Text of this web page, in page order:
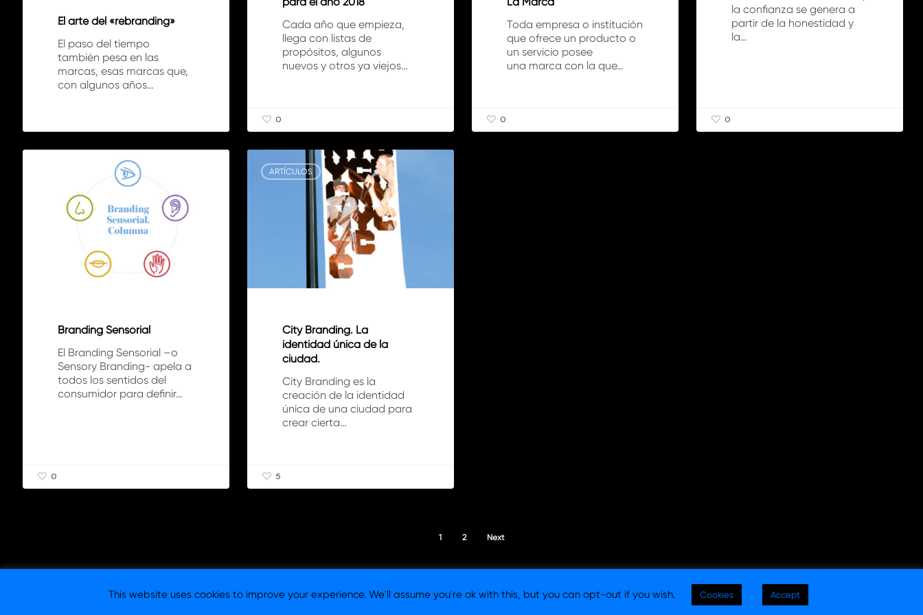
El arte del «rebranding»
El paso del tiempo
también pesa en las
marcas, esas marcas que,
con algunos años…
Cada año que empieza,
llega con listas de
propósitos, algunos
nuevos y otros ya viejos…
0
Toda empresa o institución
que ofrece un producto o
un servicio posee
una marca con la que…
0
la confianza se genera a
partir de la honestidad y
la…
0
Branding
Branding Sensorial
El Branding Sensorial –o
Sensory Branding- apela a
todos los sentidos del
consumidor para definir…
0
City
Branding.
ARTÍCULOS
City Branding. La
identidad única de la
ciudad.
City Branding es la
creación de la identidad
única de una ciudad para
crear cierta…
5
1 2 Next
This website uses cookies to improve your experience. We'll assume you're ok with this, but you can opt-out if you wish. Cookies Accept